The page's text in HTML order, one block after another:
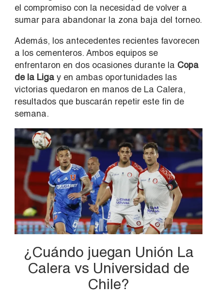
el compromiso con la necesidad de volver a
sumar para abandonar la zona baja del torneo.
Además, los antecedentes recientes favorecen
a los cementeros. Ambos equipos se
enfrentaron en dos ocasiones durante la Copa
de la Liga y en ambas oportunidades las
victorias quedaron en manos de La Calera,
resultados que buscarán repetir este fin de
semana.
¿Cuándo juegan Unión La
Calera vs Universidad de
Chile?